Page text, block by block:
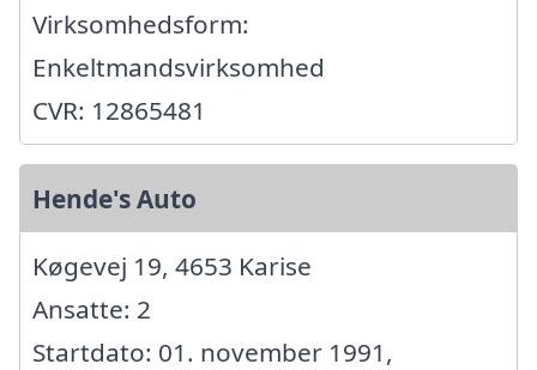
Virksomhedsform:
Enkeltmandsvirksomhed
CVR: 12865481
Hende's Auto
Køgevej 19, 4653 Karise
Ansatte: 2
Startdato: 01. november 1991,